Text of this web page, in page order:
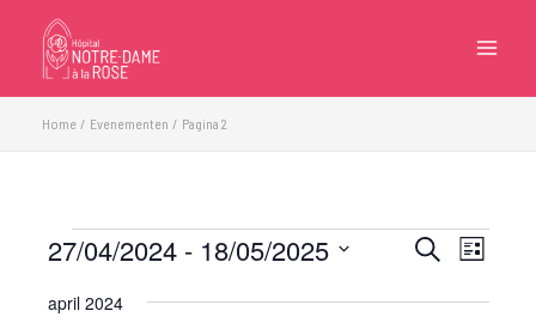
inhoud
Home Evenementen Pagina 2
Evenementen
Evenementen
en
Zoeken
navigatie
Lijst
27/04/2024 - 18/05/2025
een
april 2024